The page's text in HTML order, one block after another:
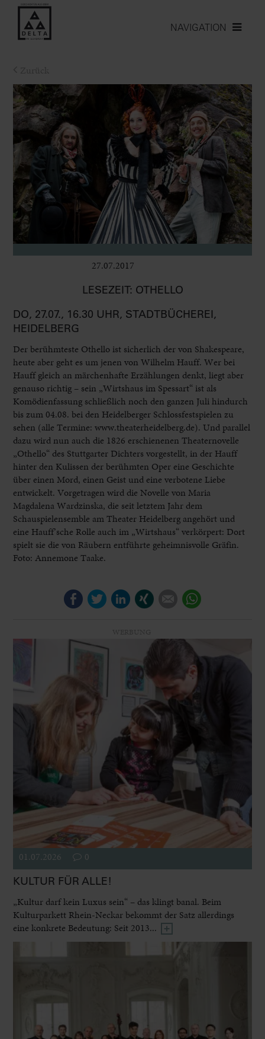
NAVIGATION
27.07.2017
LESEZEIT: OTHELLO
DO, 27.07., 16.30 UHR, STADTBÜCHEREI,
HEIDELBERG
Der berühmteste Othello ist sicherlich der von Shakespeare,
heute aber geht es um jenen von Wilhelm Hauff. Wer bei
Hauff gleich an märchenhafte Erzählungen denkt, liegt aber
genauso richtig – sein „Wirtshaus im Spessart“ ist als
Komödienfassung schließlich noch den ganzen Juli hindurch
bis zum 04.08. bei den Heidelberger Schlossfestspielen zu
sehen (alle Termine: www.theaterheidelberg.de). Und parallel
dazu wird nun auch die 1826 erschienenen Theaternovelle
„Othello“ des Stuttgarter Dichters vorgestellt, in der Hauff
hinter den Kulissen der berühmten Oper eine Geschichte
über einen Mord, einen Geist und eine verbotene Liebe
entwickelt. Vorgetragen wird die Novelle von Maria
Magdalena Wardzinska, die seit letztem Jahr dem
Schauspielensemble am Theater Heidelberg angehört und
eine Hauff’sche Rolle auch im „Wirtshaus“ verkörpert: Dort
spielt sie die von Räubern entführte geheimnisvolle Gräfin.
Foto: Annemone Taake.
FacebookTwitterLinkedIn E-mail
01.07.2026 0
KULTUR FÜR ALLE!
„Kultur darf kein Luxus sein“ – das klingt banal. Beim
Kulturparkett Rhein-Neckar bekommt der Satz allerdings
eine konkrete Bedeutung: Seit 2013...